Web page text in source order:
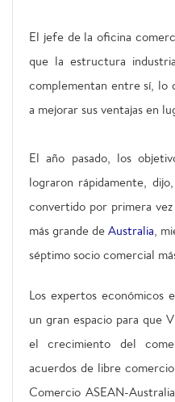
El jefe de la oficina
que la estructura
complementan entre sí, lo
a mejorar sus ventajas en
El año pasado, los
lograron rápidamente,
convertido por primera
más grande deAustralia,
séptimo socio comercial
Los expertos económicos
un gran espacio para que
el crecimiento del
acuerdos de libre
Comercio ASEAN-